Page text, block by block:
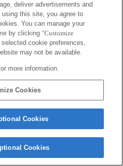
Copyright 2026 Sony Corporation
deliver advertisements and
this site, you agree to
You can manage your
by clicking "Customize
selected cookie preferences,
may not be available.
more information.
Cookies
Cookies
Cookies